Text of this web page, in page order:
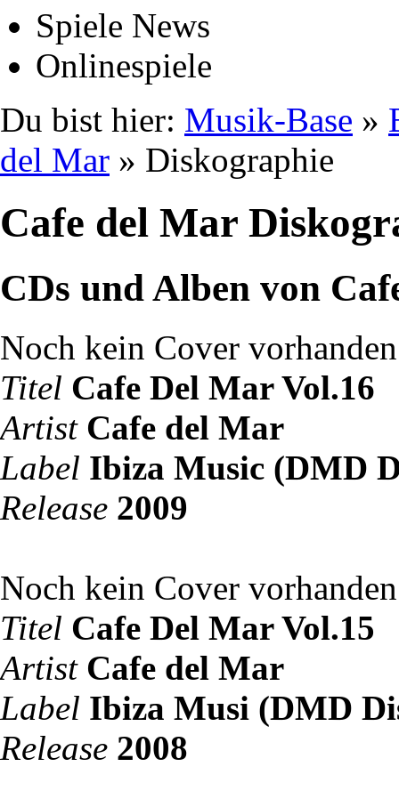
Spiele News
Onlinespiele
Du bist hier: Musik-Base »
del Mar » Diskographie
Cafe del Mar
CDs und Alben von
Noch kein Cover vorhanden
Titel Cafe Del Mar Vol.16
Artist Cafe del Mar
Label Ibiza Music (DMD
Release 2009
Noch kein Cover vorhanden
Titel Cafe Del Mar Vol.15
Artist Cafe del Mar
Label Ibiza Musi (DMD
Release 2008